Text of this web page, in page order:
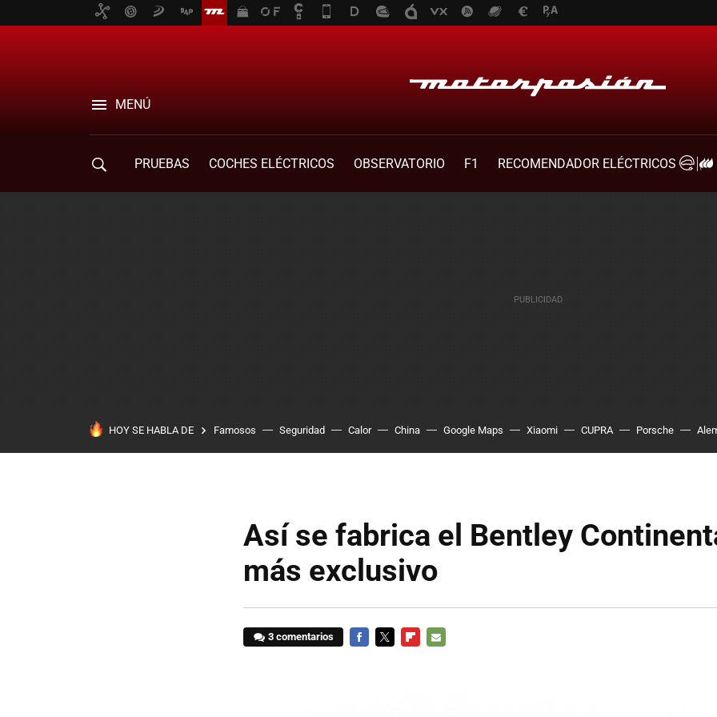
MENÚ
PRUEBAS COCHES ELÉCTRICOS OBSERVATORIO F1
RECOMENDADOR ELÉCTRICOS
HOY SE HABLA DE Famosos Seguridad Calor China Google Maps Xiaomi CUPRA Porsche
Así se fabrica el Bentley
más exclusivo
3 comentarios